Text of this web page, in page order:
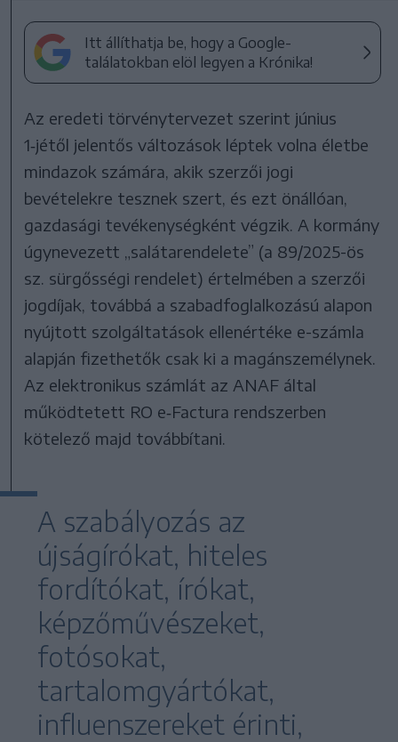
Itt állíthatja be, hogy a Google-
találatokban elöl legyen a Krónika!
Az eredeti törvénytervezet szerint június
1‑jétől jelentős változások léptek volna életbe
mindazok számára, akik szerzői jogi
bevételekre tesznek szert, és ezt önállóan,
gazdasági tevékenységként végzik. A kormány
úgynevezett „salátarendelete” (a 89/2025-ös
sz. sürgősségi rendelet) értelmében a szerzői
jogdíjak, továbbá a szabadfoglalkozású alapon
nyújtott szolgáltatások ellenértéke e-számla
alapján fizethetők csak ki a magánszemélynek.
Az elektronikus számlát az ANAF által
működtetett RO e‑Factura rendszerben
kötelező majd továbbítani.
A szabályozás az
újságírókat, hiteles
fordítókat, írókat,
képzőművészeket,
fotósokat,
tartalomgyártókat,
influenszereket érinti,